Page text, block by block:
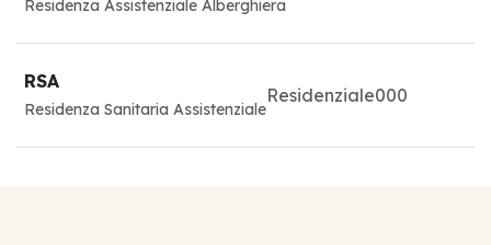
Residenza Assistenziale Alberghiera
RSA
Residenza Sanitaria Assistenziale
Residenziale000